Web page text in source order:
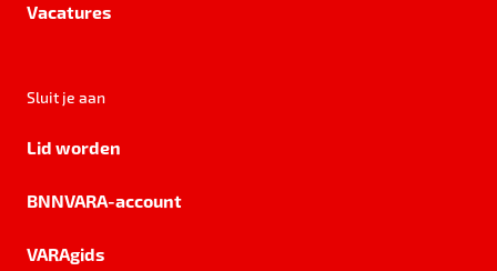
Vacatures
Sluit je aan
Lid worden
BNNVARA-account
VARAgids